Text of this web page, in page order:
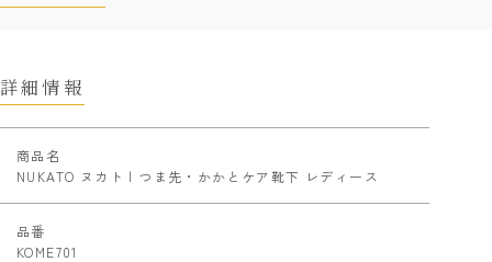
詳細情報
商品名
NUKATO ヌカト | つま先・かかとケア靴下 レディース
品番
KOME701